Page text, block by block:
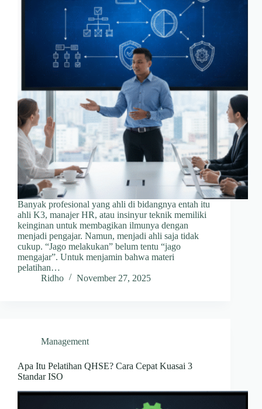
Banyak profesional yang ahli di bidangnya entah itu
ahli K3, manajer HR, atau insinyur teknik memiliki
keinginan untuk membagikan ilmunya dengan
menjadi pengajar. Namun, menjadi ahli saja tidak
cukup. “Jago melakukan” belum tentu “jago
mengajar”. Untuk menjamin bahwa materi
pelatihan…
Ridho
November 27, 2025
Management
Apa Itu Pelatihan QHSE? Cara Cepat Kuasai 3
Standar ISO